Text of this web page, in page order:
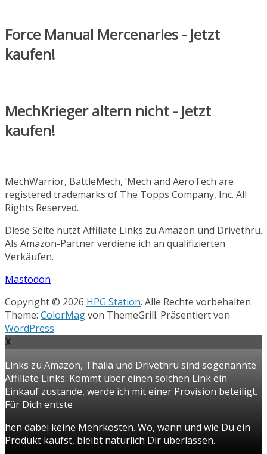
Force Manual Mercenaries - Jetzt
kaufen!
MechKrieger altern nicht - Jetzt
kaufen!
MechWarrior, BattleMech, ‘Mech and AeroTech are
registered trademarks of The Topps Company, Inc. All
Rights Reserved.
Diese Seite nutzt Affiliate Links zu Amazon und Drivethru.
Als Amazon-Partner verdiene ich an qualifizierten
Verkäufen.
Mastodon
Copyright © 2026 HPG Station. Alle Rechte vorbehalten.
Theme: ColorMagvon ThemeGrill. Präsentiert von
WordPress.
X
Links zu Amazon, Thalia und Drivethru sind sogenannte
Affiliate Links. Kommt über einen solchen Link ein
Einkauf zustande, werde ich mit einer Provision beteiligt.
Für Dich entste
hen dabei keine Mehrkosten. Wo, wann und wie Du ein
Produkt kaufst, bleibt natürlich Dir überlassen.